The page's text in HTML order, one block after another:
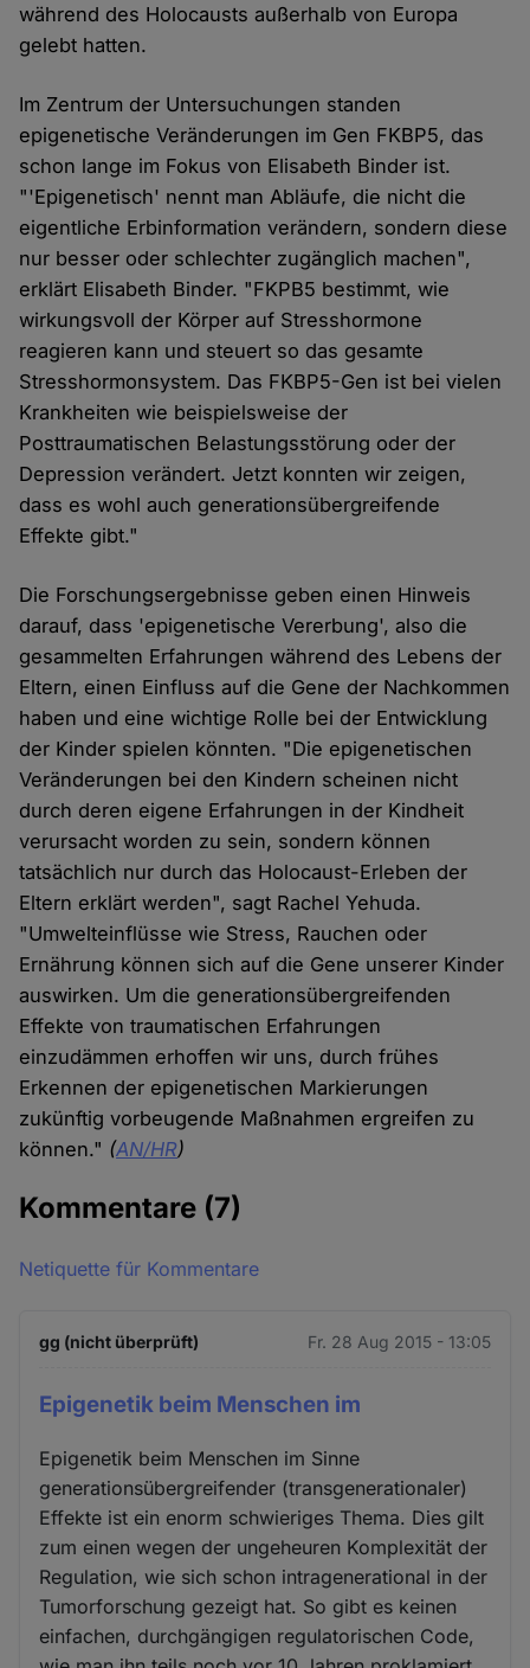
während des Holocausts außerhalb von Europa
gelebt hatten.
Im Zentrum der Untersuchungen standen
epigenetische Veränderungen im Gen FKBP5, das
schon lange im Fokus von Elisabeth Binder ist.
"'Epigenetisch' nennt man Abläufe, die nicht die
eigentliche Erbinformation verändern, sondern diese
nur besser oder schlechter zugänglich machen",
erklärt Elisabeth Binder. "FKPB5 bestimmt, wie
wirkungsvoll der Körper auf Stresshormone
reagieren kann und steuert so das gesamte
Stresshormonsystem. Das FKBP5-Gen ist bei vielen
Krankheiten wie beispielsweise der
Posttraumatischen Belastungsstörung oder der
Depression verändert. Jetzt konnten wir zeigen,
dass es wohl auch generationsübergreifende
Effekte gibt."
Die Forschungsergebnisse geben einen Hinweis
darauf, dass 'epigenetische Vererbung', also die
gesammelten Erfahrungen während des Lebens der
Eltern, einen Einfluss auf die Gene der Nachkommen
haben und eine wichtige Rolle bei der Entwicklung
der Kinder spielen könnten. "Die epigenetischen
Veränderungen bei den Kindern scheinen nicht
durch deren eigene Erfahrungen in der Kindheit
verursacht worden zu sein, sondern können
tatsächlich nur durch das Holocaust-Erleben der
Eltern erklärt werden", sagt Rachel Yehuda.
"Umwelteinflüsse wie Stress, Rauchen oder
Ernährung können sich auf die Gene unserer Kinder
auswirken. Um die generationsübergreifenden
Effekte von traumatischen Erfahrungen
einzudämmen erhoffen wir uns, durch frühes
Erkennen der epigenetischen Markierungen
zukünftig vorbeugende Maßnahmen ergreifen zu
können." (AN/HR)
Kommentare (7)
Netiquette für Kommentare
gg (nicht überprüft) Fr. 28 Aug 2015 - 13:05
Epigenetik beim Menschen im
Epigenetik beim Menschen im Sinne
generationsübergreifender (transgenerationaler)
Effekte ist ein enorm schwieriges Thema. Dies gilt
zum einen wegen der ungeheuren Komplexität der
Regulation, wie sich schon intragenerational in der
Tumorforschung gezeigt hat. So gibt es keinen
einfachen, durchgängigen regulatorischen Code,